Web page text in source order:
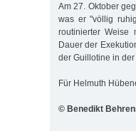
Am 27. Oktober
was er "völlig
routinierter Weise
Dauer der
der Guillotine in
Für Helmuth
© Benedikt